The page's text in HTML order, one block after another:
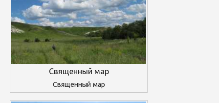
Священный мар
Священный мар